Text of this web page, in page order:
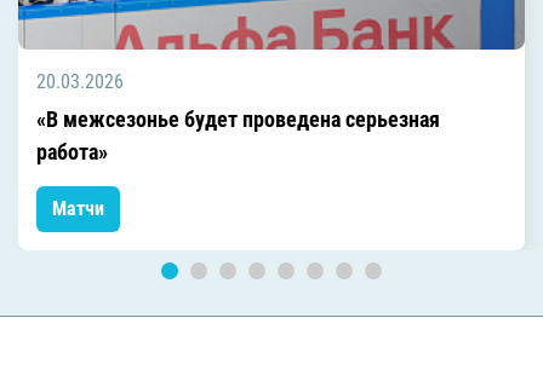
20.03.2026
«В межсезонье будет проведена серьезная
работа»
Матчи